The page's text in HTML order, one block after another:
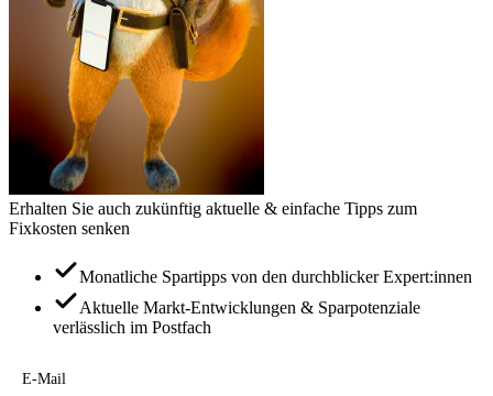
Erhalten Sie auch zukünftig aktuelle & einfache Tipps zum
Fixkosten senken
Monatliche Spartipps von den durchblicker Expert:innen
Aktuelle Markt-Entwicklungen & Sparpotenziale
verlässlich im Postfach
E-Mail